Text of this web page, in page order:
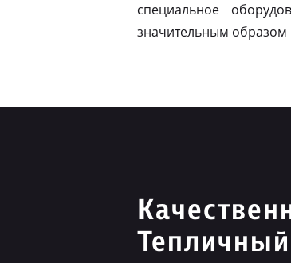
специальное
значительным образом